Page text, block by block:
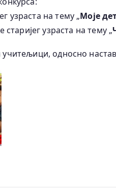
узраста на тему „Моје
старијег узраста на тему „
односно